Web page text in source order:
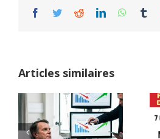
Facebook
TwitterRedditLinkedIn
Articles similaires
Tribune libre Les
enjeux de la remise
en question de la